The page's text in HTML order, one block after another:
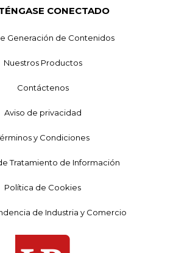
CONECTADO
Generación de Contenidos
Nuestros Productos
Contáctenos
Aviso de privacidad
y Condiciones
Tratamiento de Información
Política de Cookies
de Industria y Comercio